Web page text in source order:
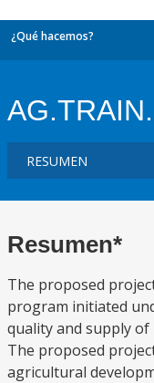
¿Qué hacemos?
Resumen*
The proposed
program initiated
quality and supply
The proposed
agricultural